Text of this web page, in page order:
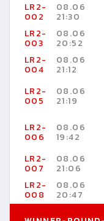
LR2-
002
08.06
21:30
LR2-
003
08.06
20:52
LR2-
004
08.06
21:12
LR2-
005
08.06
21:19
LR2-
006
08.06
19:42
LR2-
007
08.06
21:06
LR2-
008
08.06
20:47